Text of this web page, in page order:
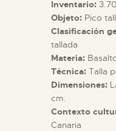
Inventario:
Objeto: Pico
Clasificación
tallada
Materia:
Técnica: Talla
Dimensiones:
cm.
Contexto
Canaria